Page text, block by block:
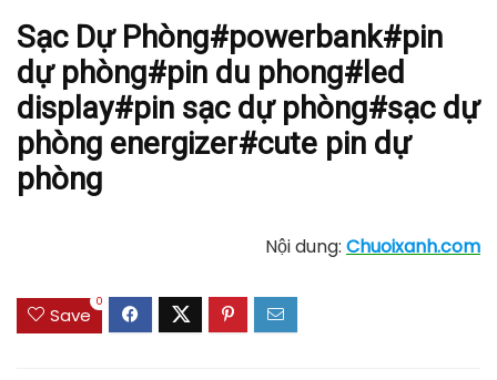
Sạc Dự Phòng#powerbank#pin
dự phòng#pin du phong#led
display#pin sạc dự phòng#sạc dự
phòng energizer#cute pin dự
phòng
Nội dung: Chuoixanh.com
Save
0